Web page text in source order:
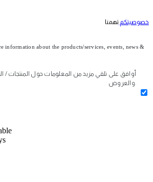
خصوصيتكم تهمنا
information about the products/services, events, news &
أوافق على تلقي مزيد من المعلومات حول المنتجات /
والعروض.